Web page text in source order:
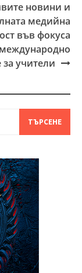
новини и
медийна
във фокуса
учители